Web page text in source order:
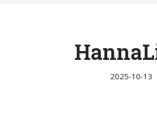
2025-10-13